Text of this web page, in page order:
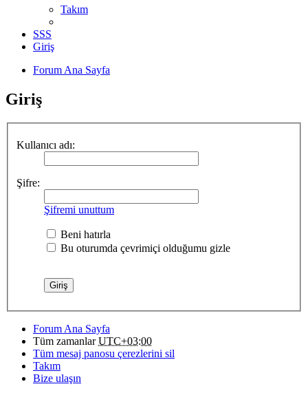
Takım
SSS
Giriş
Forum Ana Sayfa
Giriş
Kullanıcı adı:
Şifre:
Şifremi unuttum
Beni hatırla
Bu oturumda çevrimiçi olduğumu gizle
Forum Ana Sayfa
Tüm zamanlarUTC+03:00
Tüm mesaj panosu çerezlerini sil
Takım
Bize ulaşın